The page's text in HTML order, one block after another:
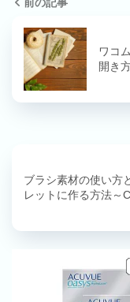
ワコ
開き
ブラシ素材の使い方
レットに作る方法～